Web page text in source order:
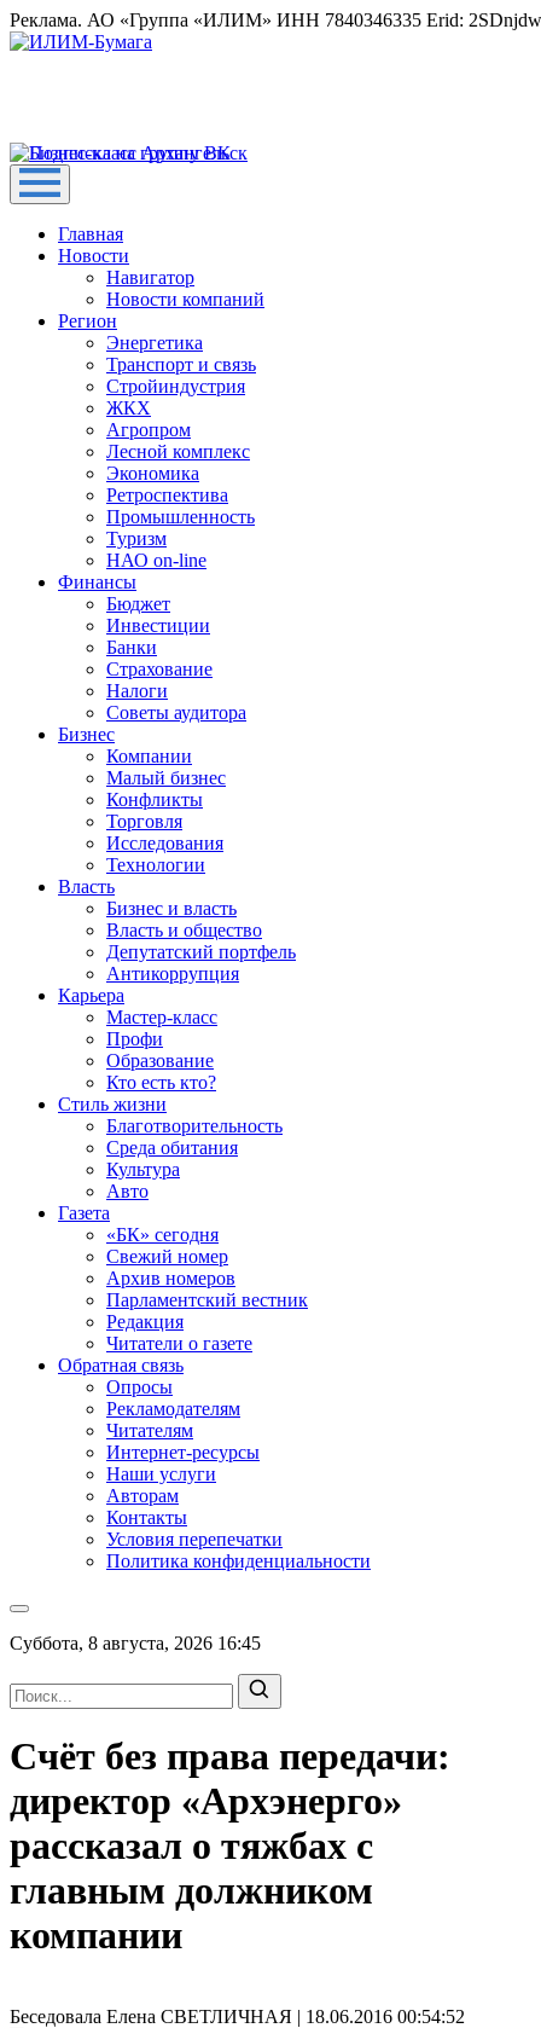
Реклама. АО «Группа «ИЛИМ» ИНН 7840346335 Erid:
Главная
Новости
Навигатор
Новости компаний
Регион
Энергетика
Транспорт и связь
Стройиндустрия
ЖКХ
Агропром
Лесной комплекс
Экономика
Ретроспектива
Промышленность
Туризм
НАО on-line
Финансы
Бюджет
Инвестиции
Банки
Страхование
Налоги
Советы аудитора
Бизнес
Компании
Малый бизнес
Конфликты
Торговля
Исследования
Технологии
Власть
Бизнес и власть
Власть и общество
Депутатский портфель
Антикоррупция
Карьера
Мастер-класс
Профи
Образование
Кто есть кто?
Стиль жизни
Благотворительность
Среда обитания
Культура
Авто
Газета
«БК» сегодня
Свежий номер
Архив номеров
Парламентский вестник
Редакция
Читатели о газете
Обратная связь
Опросы
Рекламодателям
Читателям
Интернет-ресурсы
Наши услуги
Авторам
Контакты
Условия перепечатки
Политика конфиденциальности
Суббота, 8 августа, 2026 16:45
Счёт без права передачи:
директор «Архэнерго»
рассказал о тяжбах с
главным должником
компании
Беседовала Елена СВЕТЛИЧНАЯ | 18.06.2016 00:54:52